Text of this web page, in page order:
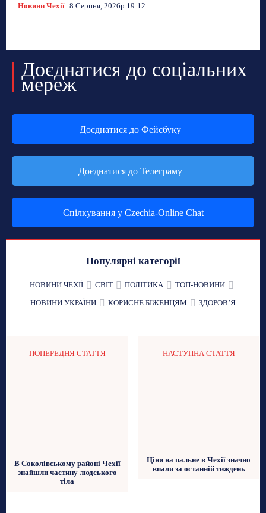
Новини Чехії 8 Серпня, 2026р 19:12
Доєднатися до соціальних
мереж
Доєднатися до Фейсбуку
Доєднатися до Телеграму
Спілкування у Czechia-Online Chat
Популярні категорії
НОВИНИ ЧЕХІЇ СВІТ ПОЛІТИКА
ТОП-НОВИНИ
НОВИНИ УКРАЇНИ
КОРИСНЕ БІЖЕНЦЯМ ЗДОРОВʼЯ
ПОПЕРЕДНЯ СТАТТЯ
В Соколівському районі Чехії
знайшли частину людського
тіла
НАСТУПНА СТАТТЯ
Ціни на пальне в Чехії значно
впали за останній тиждень